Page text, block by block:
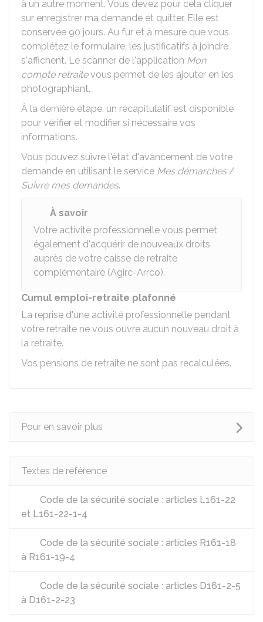
à un autre moment. Vous devez pour cela cliquer
sur enregistrer ma demande et quitter. Elle est
conservée 90 jours. Au fur et à mesure que vous
complétez le formulaire, les justificatifs à joindre
s'affichent. Le scanner de l'application Mon
compte retraitevous permet de les ajouter en les
photographiant.
À la dernière étape, un récapitulatif est disponible
pour vérifier et modifier si nécessaire vos
informations.
Vous pouvez suivre l'état d'avancement de votre
demande en utilisant le service Mes démarches/
Suivre mes demandes.
À savoir
Votre activité professionnelle vous permet
également d'acquérir de nouveaux droits
auprès de votre caisse de retraite
complémentaire (Agirc-Arrco).
Cumul emploi-retraite plafonné
La reprise d'une activité professionnelle pendant
votre retraite ne vous ouvre aucun nouveau droit à
la retraite.
Vos pensions de retraite ne sont pas recalculées.
Pour en savoir plus
Textes de référence
Code de la sécurité sociale : articles L161-22
et L161-22-1-4
Code de la sécurité sociale : articles R161-18
à R161-19-4
Code de la sécurité sociale : articles D161-2-5
à D161-2-23